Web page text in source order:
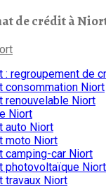
de crédit à
: regroupement de
consommation Niort
renouvelable Niort
Niort
auto Niort
moto Niort
camping-car Niort
photovoltaïque Niort
travaux Niort